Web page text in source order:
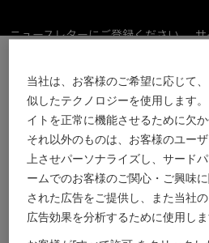
ニュースレターにご登録ください。
ニュ
ーに
ご登
録く
ださ
い。
メインコンテンツに進む
フッターに進む
サインアップ
Eメール
ストア検索
当社は、お客様のご希望に応じて
似したテクノロジーを使用します
イトを正常に機能させるために欠
それ以外のものは、お客様のユー
上させパーソナライズし、サード
ームでのお客様のご関心・ご興味
された広告をご提供し、また当社
広告効果を分析するために使用しま